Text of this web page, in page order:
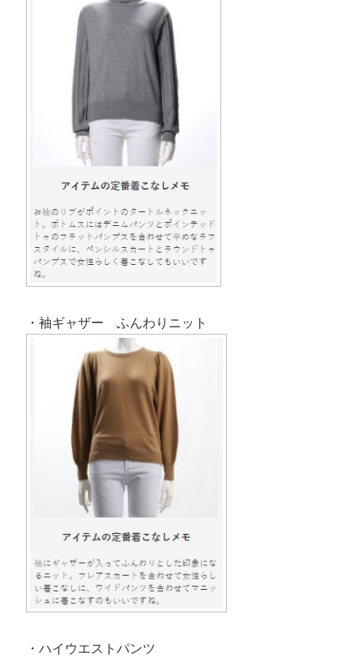
・袖ギャザー ふんわりニット
・ハイウエストパンツ